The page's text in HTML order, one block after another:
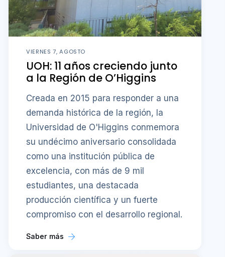
VIERNES 7, AGOSTO
UOH: 11 años creciendo junto
a la Región de O’Higgins
Creada en 2015 para responder a una
demanda histórica de la región, la
Universidad de O'Higgins conmemora
su undécimo aniversario consolidada
como una institución pública de
excelencia, con más de 9 mil
estudiantes, una destacada
producción científica y un fuerte
compromiso con el desarrollo regional.
Saber más